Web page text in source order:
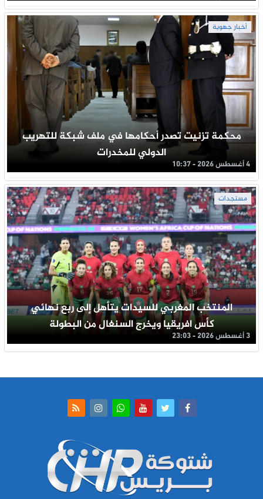
أخبار جهوية
محكمة تزنيت تصدر أحكامها في ملف شبكة للتهريب
الدولي للمخدرات
4 أغسطس 2026 - 10:37
مستجدات
المنتخب المغربي للسيدات يتأهل إلى ربع نهائي
كأس افريقيا ويخرج السنغال من البطولة
3 أغسطس 2026 - 23:03